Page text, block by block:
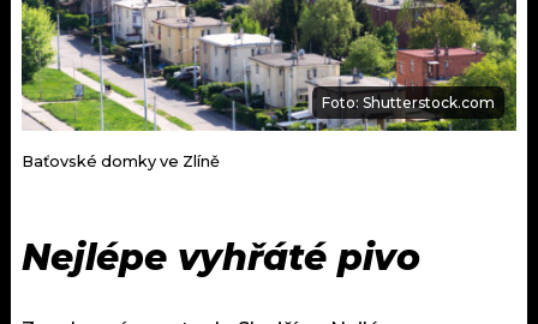
Foto: Shutterstock.com
Baťovské domky ve Zlíně
Nejlépe vyhřáté pivo